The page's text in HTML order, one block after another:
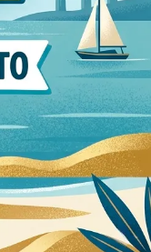
Tipologia
ad angolo